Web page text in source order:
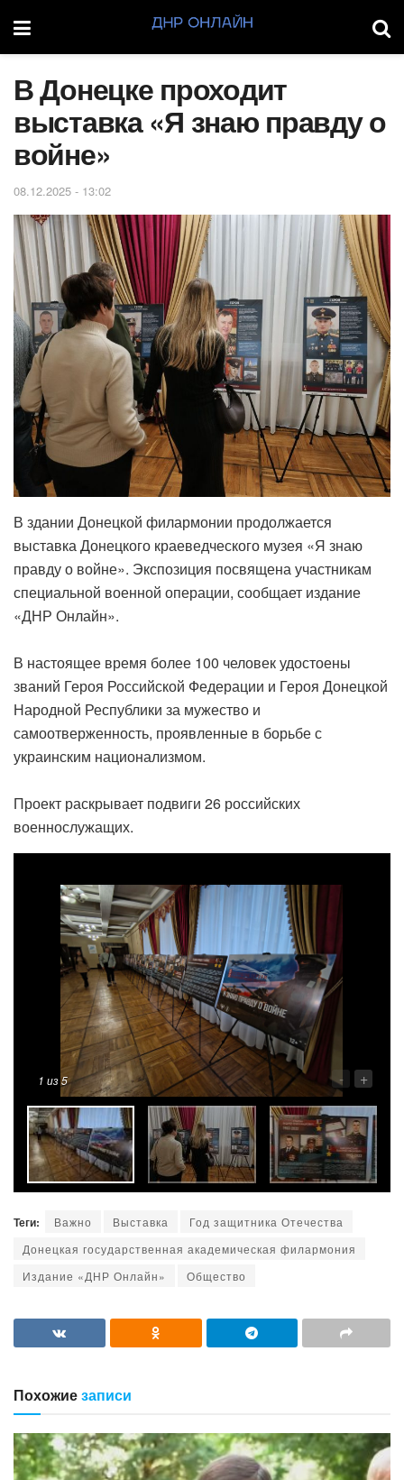
‎В Донецке проходит
выставка «Я знаю правду о
войне»
08.12.2025 - 13:02
‎В здании Донецкой филармонии продолжается
выставка Донецкого краеведческого музея «Я знаю
правду о войне». Экспозиция посвящена участникам
специальной военной операции, сообщает издание
«ДНР Онлайн».
‎В настоящее время более 100 человек удостоены
званий Героя Российской Федерации и Героя Донецкой
Народной Республики за мужество и
самоотверженность, проявленные в борьбе с
украинским национализмом.
‎Проект раскрывает подвиги 26 российских
военнослужащих.
1 из 5 - +
Теги: Важно Выставка
Год защитника Отечества
Донецкая государственная академическая филармония
Издание «ДНР Онлайн»
Общество
Похожиезаписи